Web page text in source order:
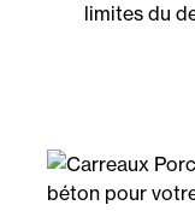
limites du